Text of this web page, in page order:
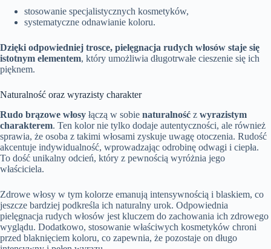
stosowanie specjalistycznych kosmetyków,
systematyczne odnawianie koloru.
Dzięki odpowiedniej trosce, pielęgnacja rudych włosów staje się
istotnym elementem, który umożliwia długotrwałe cieszenie się ich
pięknem.
Naturalność oraz wyrazisty charakter
Rudo brązowe włosy łączą w sobie naturalność z wyrazistym
charakterem. Ten kolor nie tylko dodaje autentyczności, ale również
sprawia, że osoba z takimi włosami zyskuje uwagę otoczenia. Rudość
akcentuje indywidualność, wprowadzając odrobinę odwagi i ciepła.
To dość unikalny odcień, który z pewnością wyróżnia jego
właściciela.
Zdrowe włosy w tym kolorze emanują intensywnością i blaskiem, co
jeszcze bardziej podkreśla ich naturalny urok. Odpowiednia
pielęgnacja rudych włosów jest kluczem do zachowania ich zdrowego
wyglądu. Dodatkowo, stosowanie właściwych kosmetyków chroni
przed blaknięciem koloru, co zapewnia, że pozostaje on długo